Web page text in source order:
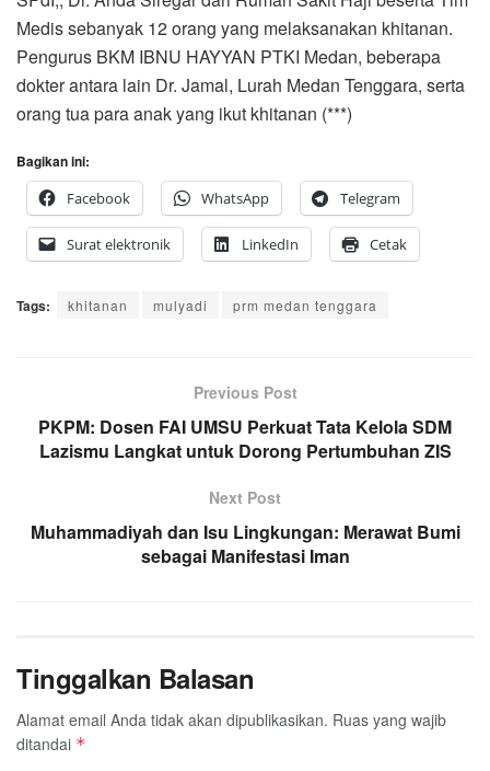
Medis sebanyak 12 orang yang melaksanakan khitanan.
Pengurus BKM IBNU HAYYAN PTKI Medan, beberapa
dokter antara lain Dr. Jamal, Lurah Medan Tenggara, serta
orang tua para anak yang ikut khitanan (***)
Bagikan ini:
Facebook
WhatsApp Telegram
Surat elektronik LinkedIn Cetak
Tags: khitanan mulyadi prm medan tenggara
Previous Post
PKPM: Dosen FAI UMSU Perkuat Tata Kelola SDM
Lazismu Langkat untuk Dorong Pertumbuhan ZIS
Next Post
Muhammadiyah dan Isu Lingkungan: Merawat Bumi
sebagai Manifestasi Iman
Tinggalkan Balasan
Alamat email Anda tidak akan dipublikasikan. Ruas yang wajib
ditandai *